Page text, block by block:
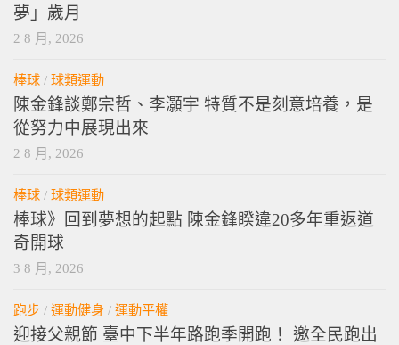
夢」歲月
2 8 月, 2026
棒球 / 球類運動
陳金鋒談鄭宗哲、李灝宇 特質不是刻意培養，是
從努力中展現出來
2 8 月, 2026
棒球 / 球類運動
棒球》回到夢想的起點 陳金鋒睽違20多年重返道
奇開球
3 8 月, 2026
跑步 / 運動健身 / 運動平權
迎接父親節 臺中下半年路跑季開跑！ 邀全民跑出